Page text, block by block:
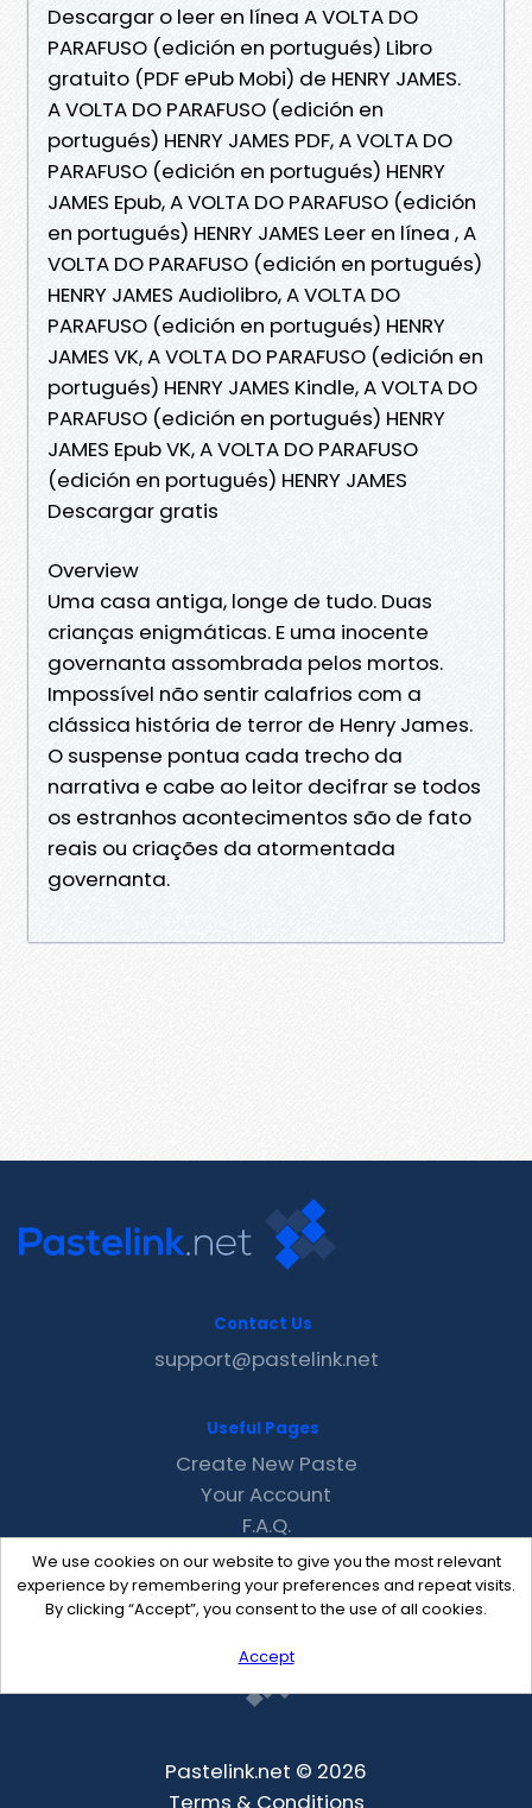
Descargar o leer en línea A VOLTA DO
PARAFUSO (edición en portugués) Libro
gratuito (PDF ePub Mobi) de HENRY JAMES.
A VOLTA DO PARAFUSO (edición en
portugués) HENRY JAMES PDF, A VOLTA DO
PARAFUSO (edición en portugués) HENRY
JAMES Epub, A VOLTA DO PARAFUSO (edición
en portugués) HENRY JAMES Leer en línea , A
VOLTA DO PARAFUSO (edición en portugués)
HENRY JAMES Audiolibro, A VOLTA DO
PARAFUSO (edición en portugués) HENRY
JAMES VK, A VOLTA DO PARAFUSO (edición en
portugués) HENRY JAMES Kindle, A VOLTA DO
PARAFUSO (edición en portugués) HENRY
JAMES Epub VK, A VOLTA DO PARAFUSO
(edición en portugués) HENRY JAMES
Descargar gratis
Overview
Uma casa antiga, longe de tudo. Duas
crianças enigmáticas. E uma inocente
governanta assombrada pelos mortos.
Impossível não sentir calafrios com a
clássica história de terror de Henry James.
O suspense pontua cada trecho da
narrativa e cabe ao leitor decifrar se todos
os estranhos acontecimentos são de fato
reais ou criações da atormentada
governanta.
We use cookies on our website to give you the most relevant
experience by remembering your preferences and repeat visits.
By clicking “Accept”, you consent to the use of all cookies.
Accept
Contact Us
support@pastelink.net
Useful Pages
Create New Paste
Your Account
F.A.Q.
Recent
Contact
Pastelink.net © 2026
Terms & Conditions